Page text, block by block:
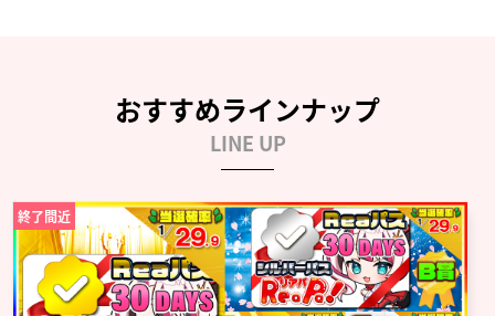
おすすめラインナップ
LINE UP
終了間近